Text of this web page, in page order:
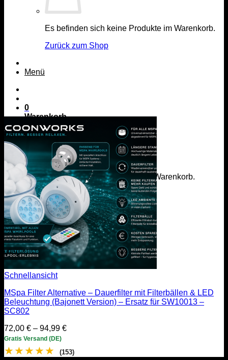
Es befinden sich keine Produkte im Warenkorb.
Zurück zum Shop
Menü
0
Warenkorb
Es befinden sich keine Produkte im Warenkorb.
Zurück zum Shop
Menü
Schnellansicht
MSpa Filter Alternative – Dauerfilter mit Filterbällen & LED
Beleuchtung (Bajonett Version) – Ersatz für SW10013 –
SC802
72,00 € – 94,99 €Preisspanne:
94,99 €
Gratis Versand (DE)
★★★★★ (153)